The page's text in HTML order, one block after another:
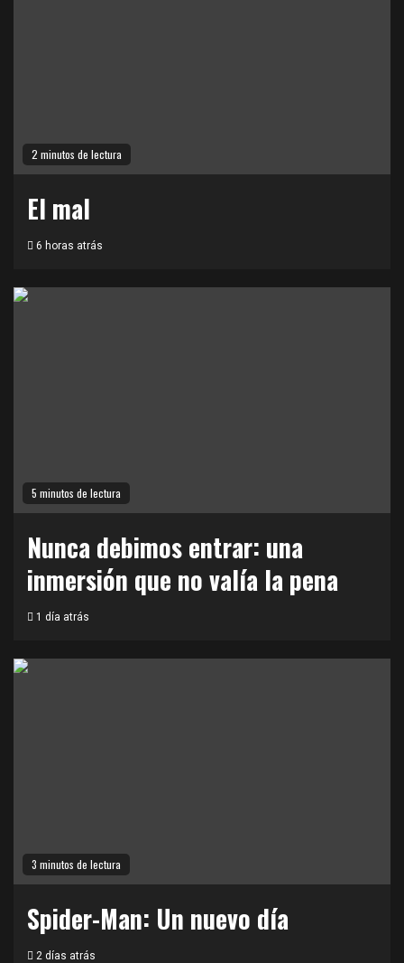
2 minutos de lectura
El mal
6 horas atrás
5 minutos de lectura
Nunca debimos entrar: una
inmersión que no valía la pena
1 día atrás
3 minutos de lectura
Spider-Man: Un nuevo día
2 días atrás